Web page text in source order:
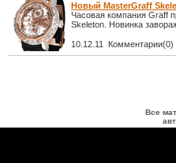
Новый MasterGraff
Часовая компания Graff
Skeleton. Новинка
10.12.11 Комментарии(0)
Все